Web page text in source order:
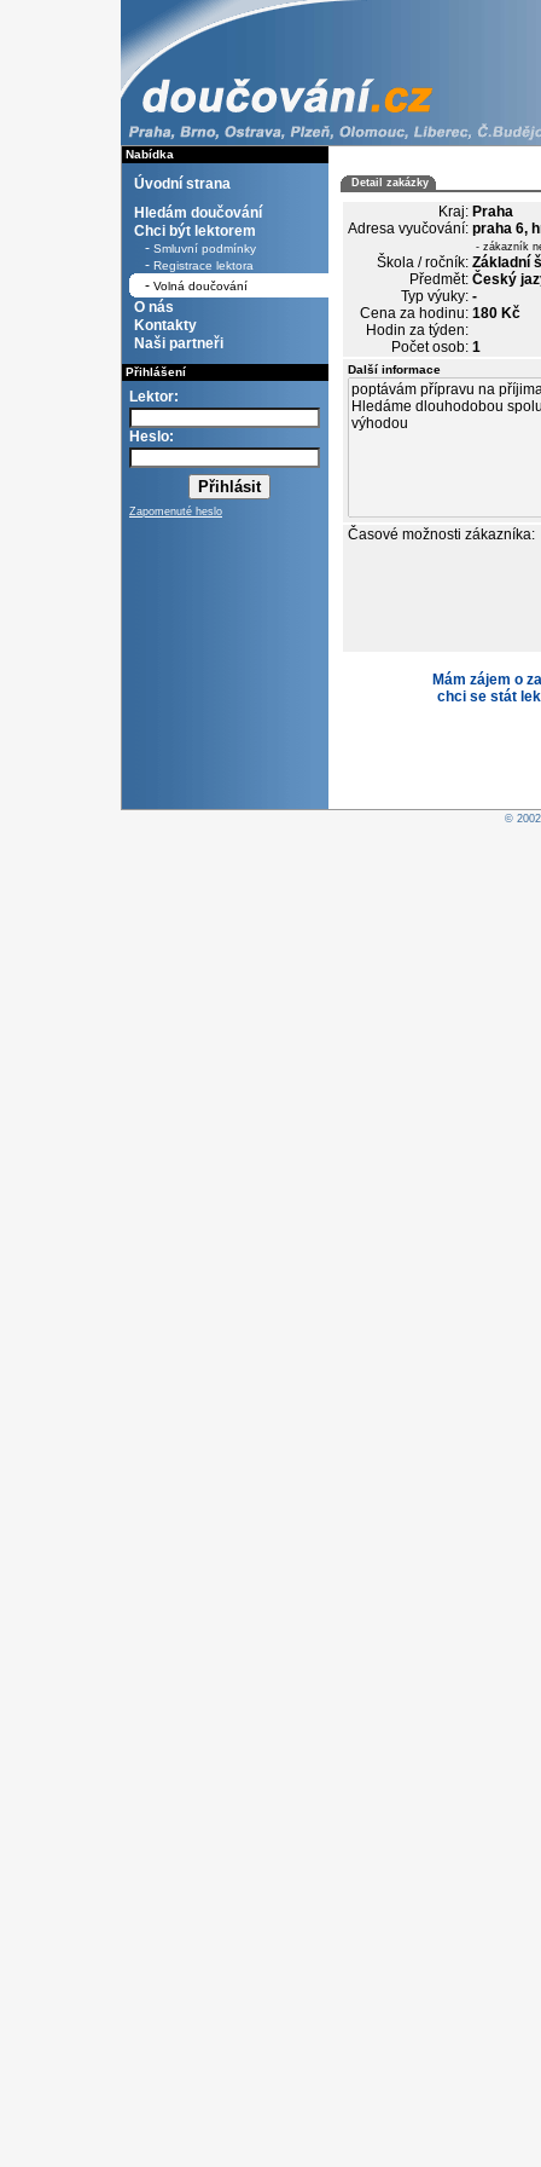
Nabídka
Úvodní strana
Hledám doučování
Chci být lektorem
- Smluvní podmínky
- Registrace lektora
- Volná doučování
O nás
Kontakty
Naši partneři
Přihlášení
Lektor:
Heslo:
Zapomenuté heslo
Detail zakázky
Kraj: Praha
Adresa vyučování: praha 6,
- zákazník
Škola / ročník: Základní
Předmět: Český
Typ výuky: -
Cena za hodinu: 180 Kč
Hodin za týden:
Počet osob: 1
Další informace
Časové možnosti zákazníka:
Mám zájem o
chci se stát
©